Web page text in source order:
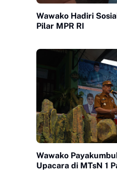
Wawako Hadiri
Pilar MPR RI
Wawako
Upacara di MTsN 1